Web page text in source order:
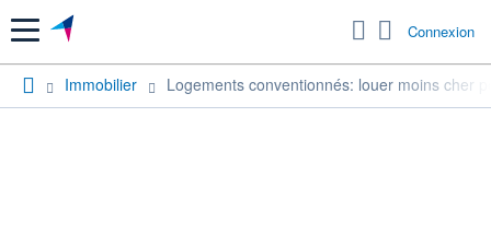
Menu Connexion
Immobilier Logements conventionnés: louer moins cher